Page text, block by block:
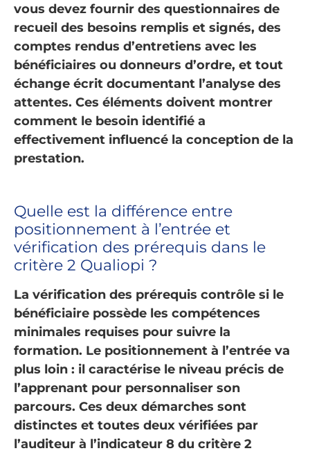
vous devez fournir des questionnaires de
recueil des besoins remplis et signés, des
comptes rendus d’entretiens avec les
bénéficiaires ou donneurs d’ordre, et tout
échange écrit documentant l’analyse des
attentes. Ces éléments doivent montrer
comment le besoin identifié a
effectivement influencé la conception de la
prestation.
Quelle est la différence entre
positionnement à l’entrée et
vérification des prérequis dans le
critère 2 Qualiopi ?
La vérification des prérequis contrôle si le
bénéficiaire possède les compétences
minimales requises pour suivre la
formation. Le positionnement à l’entrée va
plus loin : il caractérise le niveau précis de
l’apprenant pour personnaliser son
parcours. Ces deux démarches sont
distinctes et toutes deux vérifiées par
l’auditeur à l’indicateur 8 du critère 2